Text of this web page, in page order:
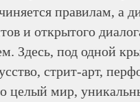
правилам, а
и открытого
Здесь, под одной
стрит-арт,
целый мир,